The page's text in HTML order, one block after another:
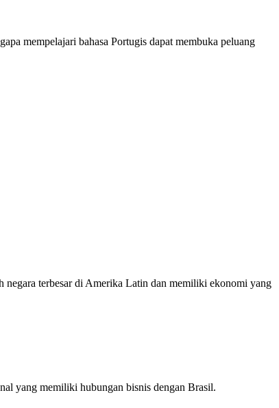
mempelajari bahasa Portugis dapat membuka peluang
negara terbesar di Amerika Latin dan memiliki ekonomi yang
yang memiliki hubungan bisnis dengan Brasil.